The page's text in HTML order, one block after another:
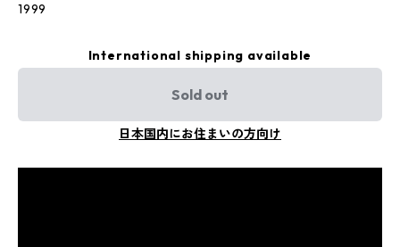
1999
International shipping available
Sold out
日本国内にお住まいの方向け